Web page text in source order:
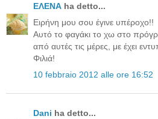
ΕΛΕΝΑ ha detto...
Ειρήνη μου σου έγινε υπέροχο!!
Αυτό το φαγάκι το χω στο
από αυτές τις μέρες, με έχει
Φιλιά!
10 febbraio 2012 alle ore 16:52
Dani ha detto...